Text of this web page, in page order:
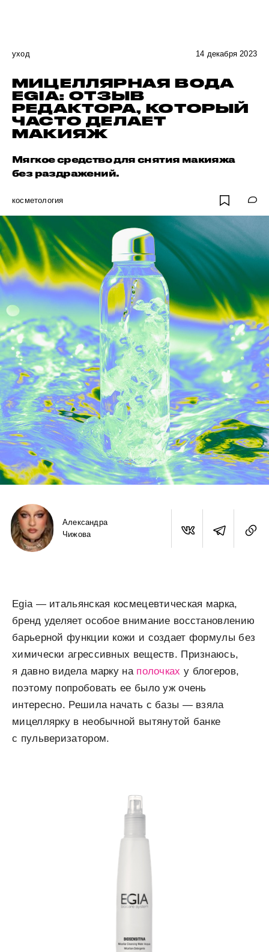
уход 14 декабря 2023
МИЦЕЛЛЯРНАЯ ВОДА
EGIA: ОТЗЫВ
РЕДАКТОРА, КОТОРЫЙ
ЧАСТО ДЕЛАЕТ
МАКИЯЖ
Мягкое средство для снятия макияжа
без раздражений.
косметология
Александра
Чижова
Egia — итальянская космецевтическая марка,
бренд уделяет особое внимание восстановлению
барьерной функции кожи и создает формулы без
химически агрессивных веществ. Признаюсь,
я давно видела марку на полочках у блогеров,
поэтому попробовать ее было уж очень
интересно. Решила начать с базы — взяла
мицеллярку в необычной вытянутой банке
с пульверизатором.